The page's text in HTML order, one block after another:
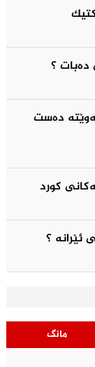
ده‌بات ؟
دەست
کورد
ئێرانه ؟
مانگ